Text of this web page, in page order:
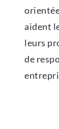
aident
leurs
de